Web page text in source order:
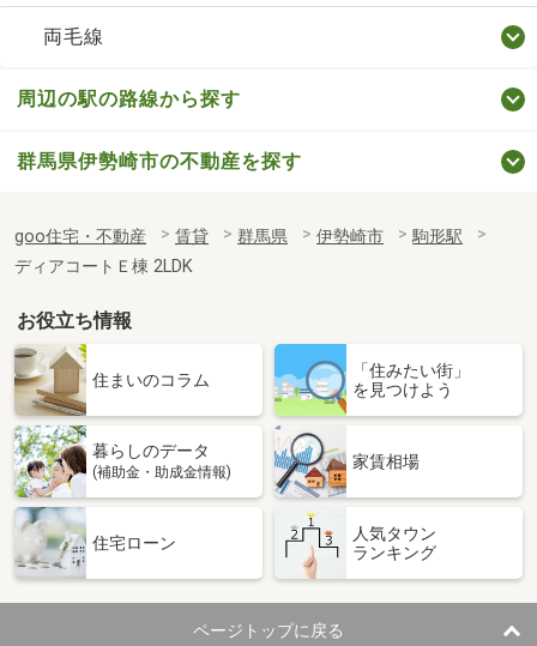
両毛線
周辺の駅の路線から探す
群馬県伊勢崎市の不動産を探す
goo住宅・不動産 賃貸 群馬県 伊勢崎市
駒形駅
ディアコートＥ棟 2LDK
お役立ち情報
住まいのコラム
「住みたい街」
を見つけよう
暮らしのデータ
(補助金・助成金情報)
家賃相場
住宅ローン
人気タウン
ランキング
ページトップに戻る